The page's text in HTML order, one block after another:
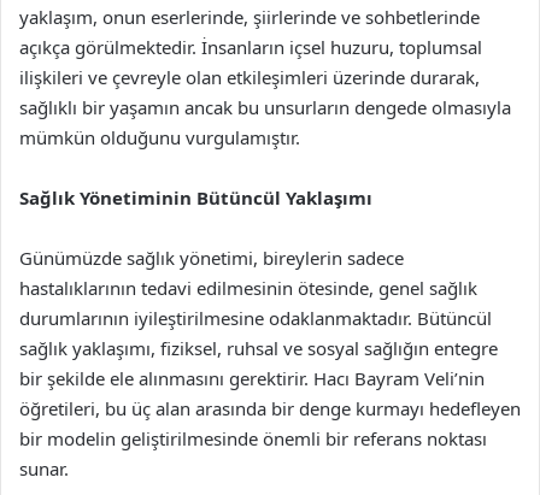
yaklaşım, onun eserlerinde, şiirlerinde ve sohbetlerinde
açıkça görülmektedir. İnsanların içsel huzuru, toplumsal
ilişkileri ve çevreyle olan etkileşimleri üzerinde durarak,
sağlıklı bir yaşamın ancak bu unsurların dengede olmasıyla
mümkün olduğunu vurgulamıştır.
Sağlık Yönetiminin Bütüncül Yaklaşımı
Günümüzde sağlık yönetimi, bireylerin sadece
hastalıklarının tedavi edilmesinin ötesinde, genel sağlık
durumlarının iyileştirilmesine odaklanmaktadır. Bütüncül
sağlık yaklaşımı, fiziksel, ruhsal ve sosyal sağlığın entegre
bir şekilde ele alınmasını gerektirir. Hacı Bayram Veli’nin
öğretileri, bu üç alan arasında bir denge kurmayı hedefleyen
bir modelin geliştirilmesinde önemli bir referans noktası
sunar.